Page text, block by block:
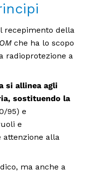
recepimento della
che ha lo scopo
radioprotezione a
si allinea agli
sostituendo la
95) e
e
attenzione alla
ma anche a